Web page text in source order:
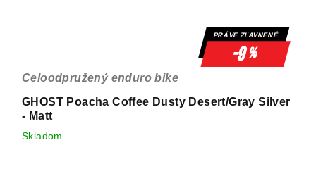
PRÁVE ZĽAVNENÉ
-9%
GHOST Poacha Coffee Dusty Desert/Gray Silver
- Matt
Celoodpružený enduro bike
Skladom